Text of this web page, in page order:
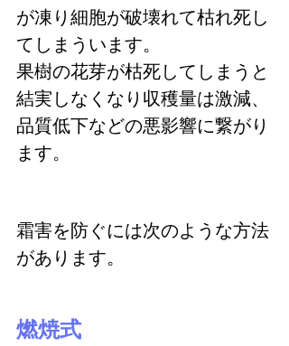
が凍り細胞が破壊れて枯れ死し
てしまういます。
果樹の花芽が枯死してしまうと
結実しなくなり収穫量は激減、
品質低下などの悪影響に繋がり
ます。
霜害を防ぐには次のような方法
があります。
燃焼式